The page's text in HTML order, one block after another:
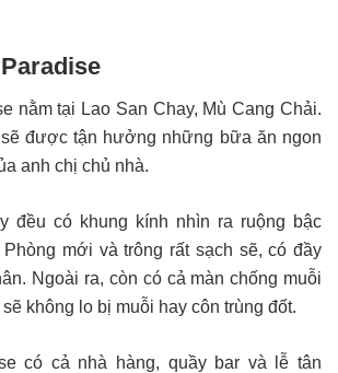
nằm tại Lao San Chay, Mù Cang Chải.
được tận hưởng những bữa ăn ngon
anh chị chủ nhà.
đều có khung kính nhìn ra ruộng bậc
mới và trông rất sạch sẽ, có đầy
Ngoài ra, còn có cả màn chống muỗi
không lo bị muỗi hay côn trùng đốt.
có cả nhà hàng, quầy bar và lễ tân